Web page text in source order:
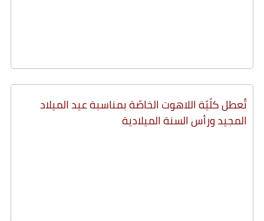
تُعطل كلّيّة اللاهوت الخاصّة بمناسبة عيد الميلاد
المجيد ورأس السنة الميلادية